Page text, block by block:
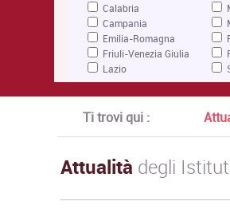
Calabria
Campania
Emilia-Romagna
Friuli-Venezia Giulia
Lazio
Ti trovi qui :
Attualità degli